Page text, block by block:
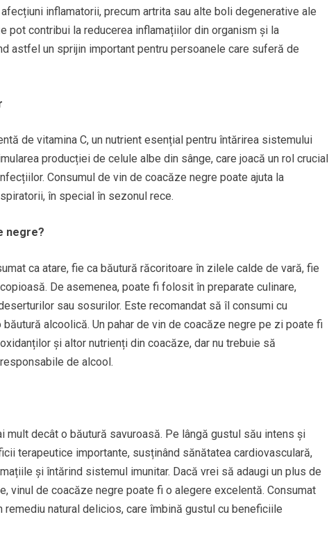
inflamatorii, precum artrita sau alte boli degenerative ale
pot contribui la reducerea inflamațiilor din organism și la
astfel un sprijin important pentru persoanele care suferă de
de vitamina C, un nutrient esențial pentru întărirea sistemului
producției de celule albe din sânge, care joacă un rol crucial
Consumul de vin de coacăze negre poate ajuta la
în special în sezonul rece.
negre?
ca atare, fie ca băutură răcoritoare în zilele calde de vară, fie
De asemenea, poate fi folosit în preparate culinare,
sau sosurilor. Este recomandat să îl consumi cu
alcoolică. Un pahar de vin de coacăze negre pe zi poate fi
și altor nutrienți din coacăze, dar nu trebuie să
de alcool.
mult decât o băutură savuroasă. Pe lângă gustul său intens și
terapeutice importante, susținând sănătatea cardiovasculară,
și întărind sistemul imunitar. Dacă vrei să adaugi un plus de
vinul de coacăze negre poate fi o alegere excelentă. Consumat
remediu natural delicios, care îmbină gustul cu beneficiile